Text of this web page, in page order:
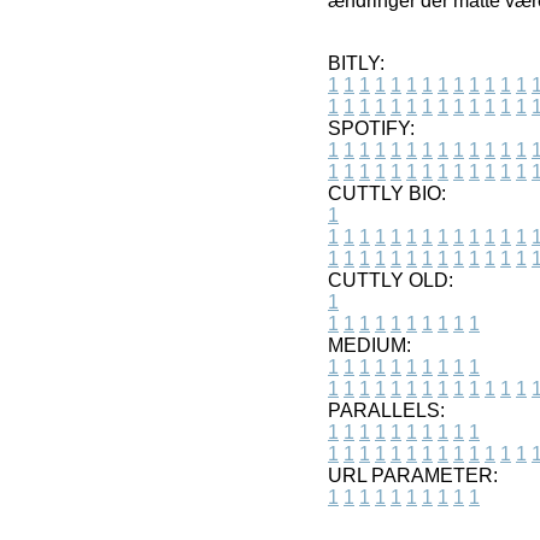
BITLY:
1 1 1 1 1 1 1 1 1 1 1 1 1 1
1 1 1 1 1 1 1 1 1 1 1 1 1 1
SPOTIFY:
1 1 1 1 1 1 1 1 1 1 1 1 1 1
1 1 1 1 1 1 1 1 1 1 1 1 1 1
CUTTLY BIO:
1
1 1 1 1 1 1 1 1 1 1 1 1 1 1
1 1 1 1 1 1 1 1 1 1 1 1 1 1
CUTTLY OLD:
1
1 1 1 1 1 1 1 1 1 1
MEDIUM:
1 1 1 1 1 1 1 1 1 1
1 1 1 1 1 1 1 1 1 1 1 1 1 1
PARALLELS:
1 1 1 1 1 1 1 1 1 1
1 1 1 1 1 1 1 1 1 1 1 1 1 1
URL PARAMETER:
1 1 1 1 1 1 1 1 1 1